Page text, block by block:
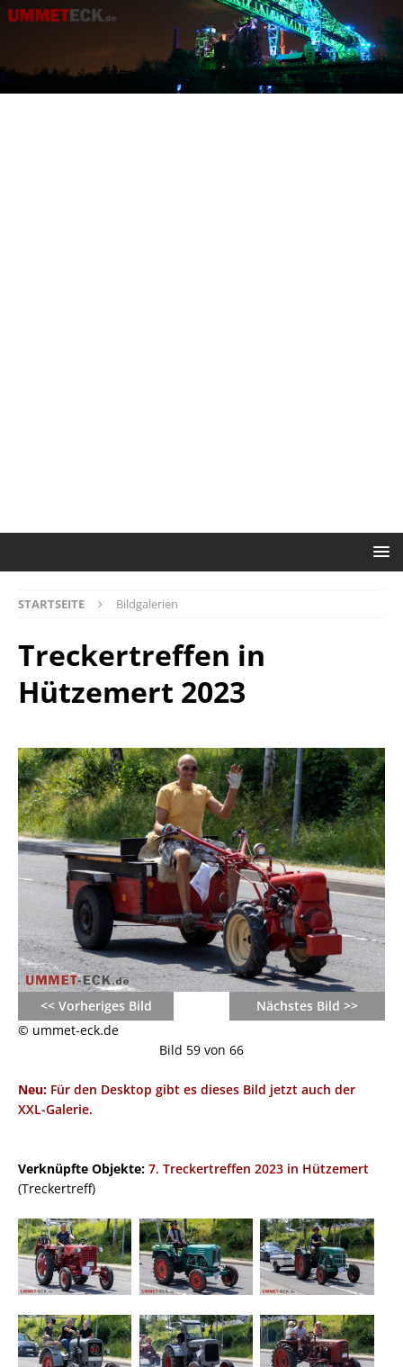
STARTSEITE Bildgalerien
Treckertreffen in
Hützemert 2023
<< Vorheriges Bild
Nächstes Bild >>
© ummet-eck.de
Bild 59 von 66
Neu: Für den Desktop gibt es dieses Bild jetzt auch der
XXL-Galerie.
Verknüpfte Objekte: 7. Treckertreffen 2023 in Hützemert
(Treckertreff)